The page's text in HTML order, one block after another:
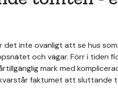
det inte ovanligt att se hus
och vägar. Förr i tiden
mark med
faktumet att sluttande